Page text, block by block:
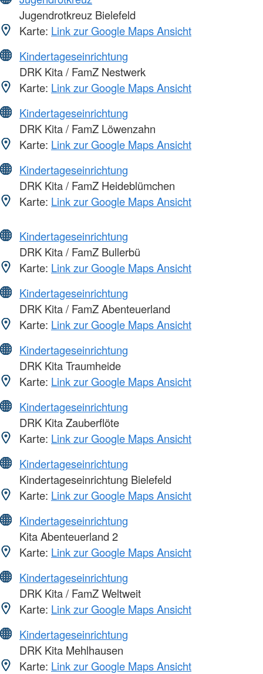
Jugendrotkreuz Bielefeld
Karte: Link zur Google Maps Ansicht
Kindertageseinrichtung
DRK Kita / FamZ Nestwerk
Karte: Link zur Google Maps Ansicht
Kindertageseinrichtung
DRK Kita / FamZ Löwenzahn
Karte: Link zur Google Maps Ansicht
Kindertageseinrichtung
DRK Kita / FamZ Heideblümchen
Karte: Link zur Google Maps Ansicht
Kindertageseinrichtung
DRK Kita / FamZ Bullerbü
Karte: Link zur Google Maps Ansicht
Kindertageseinrichtung
DRK Kita / FamZ Abenteuerland
Karte: Link zur Google Maps Ansicht
Kindertageseinrichtung
DRK Kita Traumheide
Karte: Link zur Google Maps Ansicht
Kindertageseinrichtung
DRK Kita Zauberflöte
Karte: Link zur Google Maps Ansicht
Kindertageseinrichtung
Kindertageseinrichtung Bielefeld
Karte: Link zur Google Maps Ansicht
Kindertageseinrichtung
Kita Abenteuerland 2
Karte: Link zur Google Maps Ansicht
Kindertageseinrichtung
DRK Kita / FamZ Weltweit
Karte: Link zur Google Maps Ansicht
Kindertageseinrichtung
DRK Kita Mehlhausen
Karte: Link zur Google Maps Ansicht